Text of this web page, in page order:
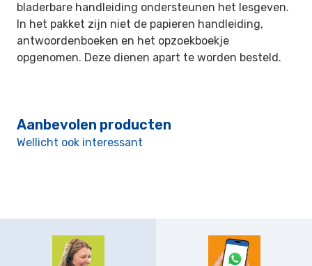
bladerbare handleiding ondersteunen het lesgeven.
In het pakket zijn niet de papieren handleiding,
antwoordenboeken en het opzoekboekje
opgenomen. Deze dienen apart te worden besteld.
Aanbevolen producten
Wellicht ook interessant